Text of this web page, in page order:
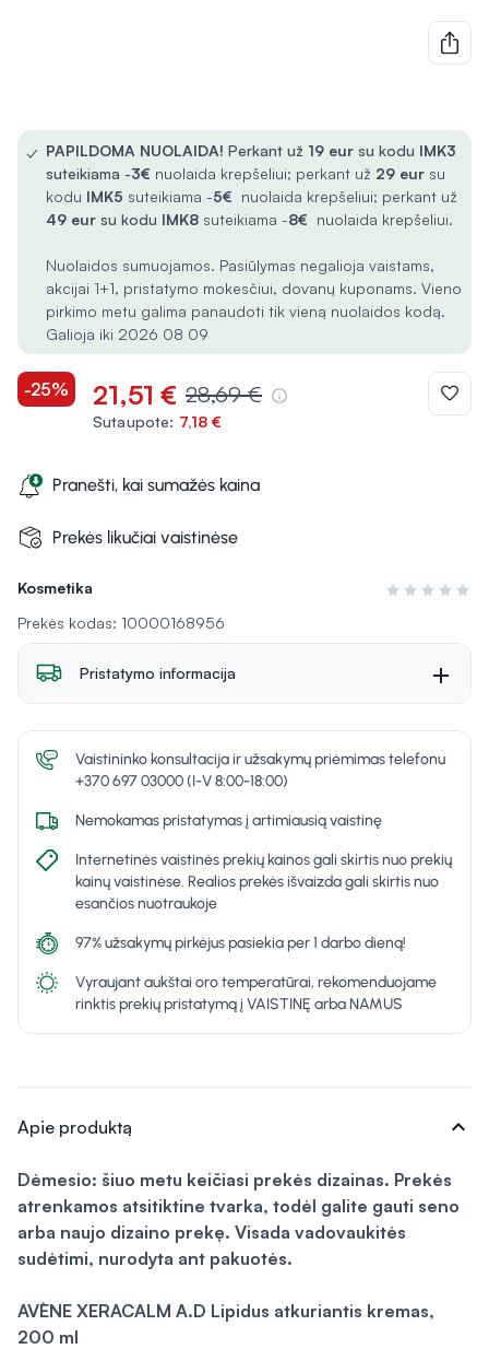
Kosmetika
Įvertinimas 0
Prekės kodas: 10000168956
✓ PAPILDOMA NUOLAIDA! Perkant už 19 eur su kodu IMK3
suteikiama -3€ nuolaida krepšeliui; perkant už 29 eur su
kodu IMK5 suteikiama -5€ nuolaida krepšeliui; perkant už
49 eur su kodu IMK8 suteikiama -8€ nuolaida krepšeliui.
Nuolaidos sumuojamos. Pasiūlymas negalioja vaistams,
akcijai 1+1, pristatymo mokesčiui, dovanų kuponams. Vieno
pirkimo metu galima panaudoti tik vieną nuolaidos kodą.
Galioja iki 2026 08 09
-25% 21,51 € 28,69 €
Sutaupote: 7,18 €
Pranešti, kai sumažės kaina
Prekės likučiai vaistinėse
Pristatymo informacija
Vaistininko konsultacija ir užsakymų priėmimas telefonu
+370 697 03000 (I-V 8:00-18:00)
Nemokamas pristatymas į artimiausią vaistinę
Internetinės vaistinės prekių kainos gali skirtis nuo prekių
kainų vaistinėse. Realios prekės išvaizda gali skirtis nuo
esančios nuotraukoje
97% užsakymų pirkėjus pasiekia per 1 darbo dieną!
Vyraujant aukštai oro temperatūrai, rekomenduojame
rinktis prekių pristatymą į VAISTINĘ arba NAMUS
Apie produktą expand_more
Dėmesio: šiuo metu keičiasi prekės dizainas. Prekės
atrenkamos atsitiktine tvarka, todėl galite gauti seno
arba naujo dizaino prekę. Visada vadovaukitės
sudėtimi, nurodyta ant pakuotės.
AVÈNE XERACALM A.D Lipidus atkuriantis kremas,
200 ml